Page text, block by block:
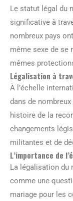
Le statut légal du
significative à
nombreux pays
même sexe de se
mêmes
Légalisation à
À l’échelle
dans de
histoire de la
changements
militantes et de
L’importance de
La légalisation du
comme une
mariage pour les